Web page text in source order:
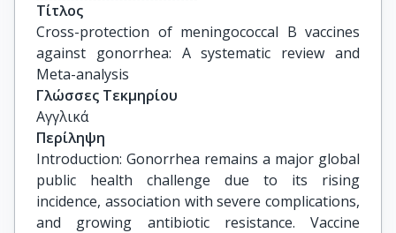
Τίτλος
Cross-protection of meningococcal B vaccines
against gonorrhea: A systematic review and
Meta-analysis
Γλώσσες Τεκμηρίου
Αγγλικά
Περίληψη
Introduction: Gonorrhea remains a major global
public health challenge due to its rising
incidence, association with severe complications,
and growing antibiotic resistance. Vaccine